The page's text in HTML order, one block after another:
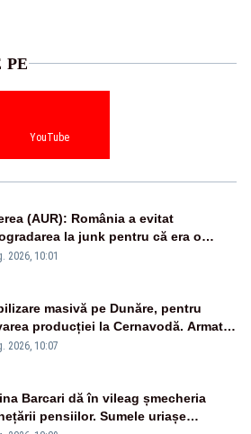
PE
YouTube
(AUR): România a evitat
la junk pentru că era o
pentru bănci și fondurile de
2026, 10:01
masivă pe Dunăre, pentru
producției la Cernavodă. Armata
o stâncă și va devia apa
2026, 10:07
Barcari dă în vileag șmecheria
pensiilor. Sumele uriașe